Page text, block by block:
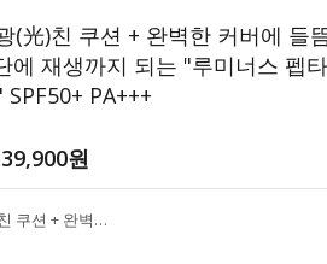
(光)친 쿠션 + 완벽한 커버에 들
에 재생까지 되는 "루미너스 펩
PA+++
39,900원
여신 ITEM, 광(光)친 쿠션 + 완벽한 커버에 들뜸 다크닝 ZERO+썬차단에 재생까지 되는 "루미너스 펩타이드 글로우 재생쿠션" SPF50+ PA+++